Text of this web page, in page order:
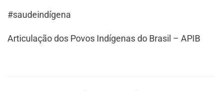
#saudeindígena
Articulação dos Povos Indígenas do Brasil – APIB